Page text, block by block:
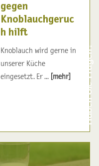
gegen
Knoblauchgeruc
h hilft
Knoblauch wird gerne in
unserer Küche
eingesetzt. Er ... [mehr]